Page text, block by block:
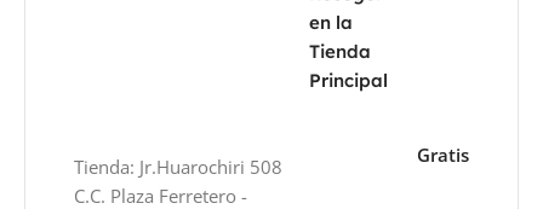
en la
Tienda
Principal
Tienda: Jr.Huarochiri 508
C.C. Plaza Ferretero -
Gratis